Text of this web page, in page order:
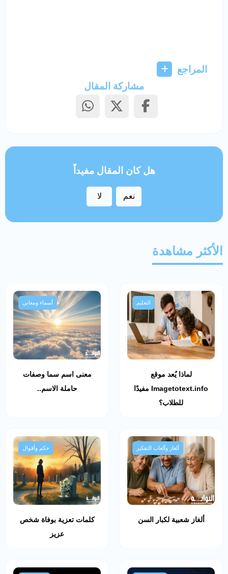
المراجع
مشاركة المقال
هل كان المقال مفيداً
نعم لا
الأكثر مشاهدة
التعليم
لماذا يُعد موقع
Imagetotext.info مفيدًا
للطلاب؟
أسماء ومعاني
معنى اسم سما وصفات
حاملة الاسم..
ألغاز وألعاب التفكير
ألغاز شعبية لكبار السن
حكم وأقوال
كلمات تعزية بوفاة شخص
عزيز